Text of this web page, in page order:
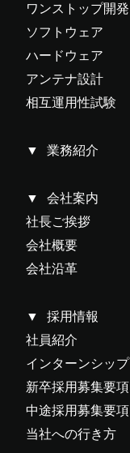
ワンストップ開発
ソフトウェア
ハードウェア
アンテナ設計
相互運用性試験
会社案内
社長ご挨拶
会社概要
会社沿革
業務紹介
採用情報
社員紹介
インターンシップ
新卒採用募集要項
中途採用募集要項
当社への行き方